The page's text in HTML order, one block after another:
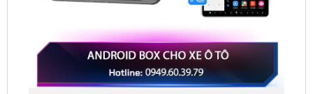
3/ Trung Tâm Gắn Android box ô tô Attrage Chất Lượng
tại Sài Gòn